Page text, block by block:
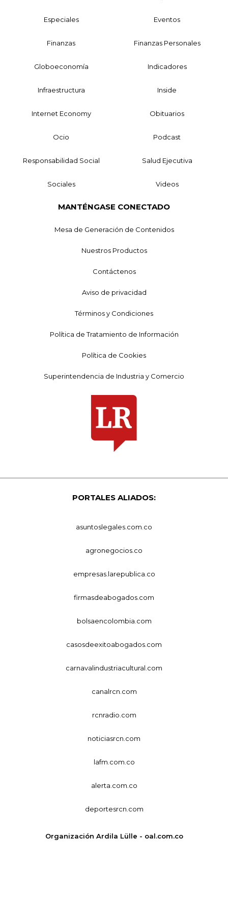
Especiales Eventos
Finanzas Finanzas Personales
Globoeconomía Indicadores
Infraestructura Inside
Internet Economy Obituarios
Ocio Podcast
Responsabilidad Social Salud Ejecutiva
Sociales Videos
MANTÉNGASE CONECTADO
Mesa de Generación de Contenidos
Nuestros Productos
Contáctenos
Aviso de privacidad
Términos y Condiciones
Política de Tratamiento de Información
Política de Cookies
Superintendencia de Industria y Comercio
PORTALES ALIADOS:
asuntoslegales.com.co
agronegocios.co
empresas.larepublica.co
firmasdeabogados.com
bolsaencolombia.com
casosdeexitoabogados.com
carnavalindustriacultural.com
canalrcn.com
rcnradio.com
noticiasrcn.com
lafm.com.co
alerta.com.co
deportesrcn.com
Organización Ardila Lülle - oal.com.co